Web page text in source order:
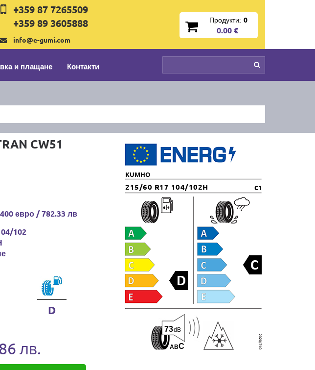
+359 87 7265509
+359 89 3605888
info@e-gumi.com
Продукти: 0
0.00 €
и плащане Контакти
CW51
евро / 782.33 лв
102
D
лв.
KUMHO
215/60 R17 104/102H C1
A BC
73dB